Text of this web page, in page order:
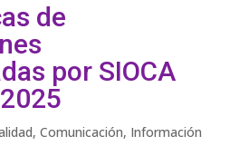
de
por SIOCA
, Comunicación, Información